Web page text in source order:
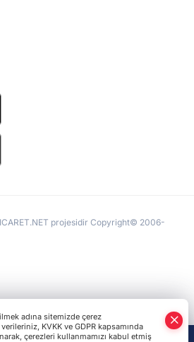
projesidir Copyright© 2006-
adına sitemizde çerez
KVKK ve GDPR kapsamında
çerezleri kullanmamızı kabul etmiş